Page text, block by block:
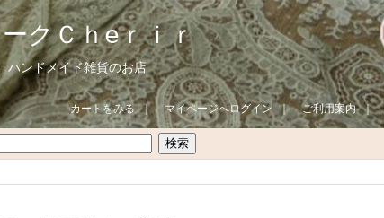
クＣｈeｒｉｒ
ハンドメイド雑貨のお店
カートをみる｜ マイページへログイン｜ ご利用案内｜